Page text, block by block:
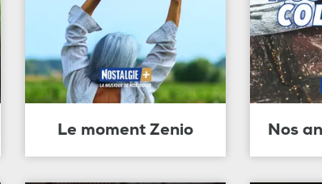
Le moment Zenio Nos